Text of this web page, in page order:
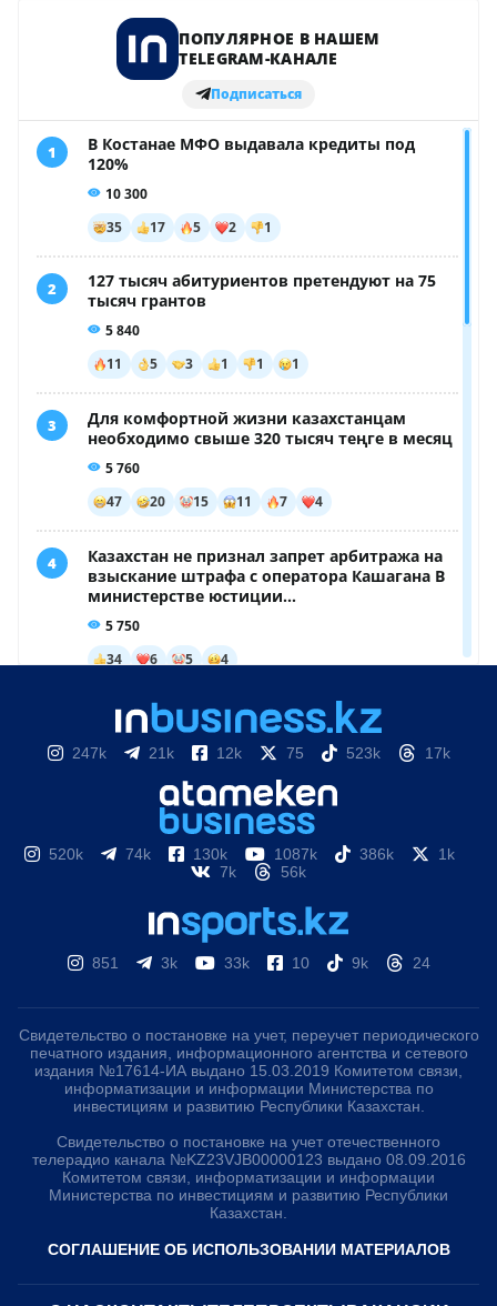
247k 21k 12k 75 523k 17k
520k 74k 130k 1087k 386k
1k
7k
56k
851 3k 33k 10 9k 24
Свидетельство о постановке на учет, переучет периодического
печатного издания, информационного агентства и сетевого
издания №17614-ИА выдано 15.03.2019 Комитетом связи,
информатизации и информации Министерства по
инвестициям и развитию Республики Казахстан.
Свидетельство о постановке на учет отечественного
телерадио канала №KZ23VJB00000123 выдано 08.09.2016
Комитетом связи, информатизации и информации
Министерства по инвестициям и развитию Республики
Казахстан.
СОГЛАШЕНИЕ ОБ ИСПОЛЬЗОВАНИИ МАТЕРИАЛОВ